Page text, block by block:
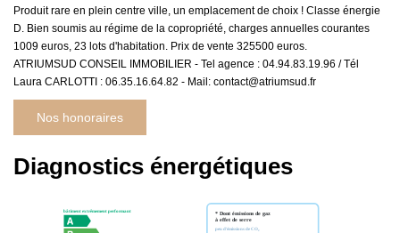
Produit rare en plein centre ville, un emplacement de choix ! Classe énergie
D. Bien soumis au régime de la copropriété, charges annuelles courantes
1009 euros, 23 lots d'habitation. Prix de vente 325500 euros.
ATRIUMSUD CONSEIL IMMOBILIER - Tel agence : 04.94.83.19.96 / Tél
Laura CARLOTTI : 06.35.16.64.82 - Mail: contact@atriumsud.fr
Nos honoraires
Diagnostics énergétiques